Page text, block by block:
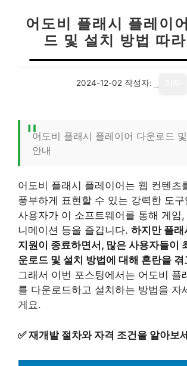
어도비 플래시 플레이
드 및 설치 방법 따
2024-12-02 작성자:
어도비 플래시 플레이어 다운로드
안내
어도비 플래시 플레이어는 웹 컨텐츠
풍부하게 표현할 수 있는 강력한 도
사용자가 이 소프트웨어를 통해 게임,
니메이션 등을 즐깁니다. 하지만 플래
지원이 종료하면서, 많은 사용자들이
운로드 및 설치 방법에 대해 혼란을
그래서 이번 포스팅에서는 어도비 플
를 다운로드하고 설치하는 방법을 자
게요.
✅재개발 절차와 자격 조건을 알아보